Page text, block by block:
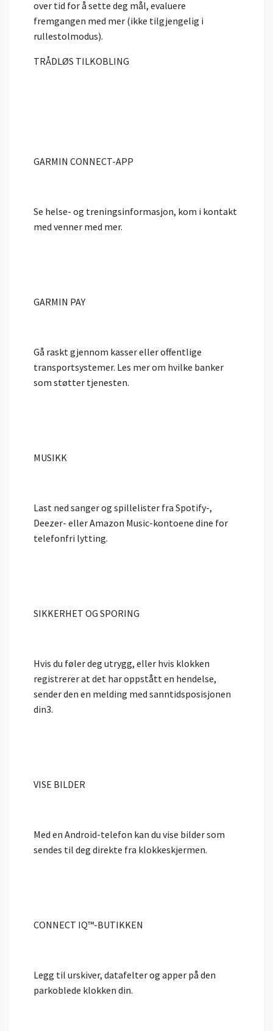
over tid for å sette deg mål, evaluere
fremgangen med mer (ikke tilgjengelig i
rullestolmodus).
TRÅDLØS TILKOBLING
GARMIN CONNECT-APP
Se helse- og treningsinformasjon, kom i kontakt
med venner med mer.
GARMIN PAY
Gå raskt gjennom kasser eller offentlige
transportsystemer. Les mer om hvilke banker
som støtter tjenesten.
MUSIKK
Last ned sanger og spillelister fra Spotify-,
Deezer- eller Amazon Music-kontoene dine for
telefonfri lytting.
SIKKERHET OG SPORING
Hvis du føler deg utrygg, eller hvis klokken
registrerer at det har oppstått en hendelse,
sender den en melding med sanntidsposisjonen
din3.
VISE BILDER
Med en Android-telefon kan du vise bilder som
sendes til deg direkte fra klokkeskjermen.
CONNECT IQ™-BUTIKKEN
Legg til urskiver, datafelter og apper på den
parkoblede klokken din.